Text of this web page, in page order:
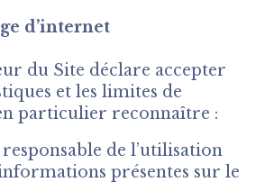
d’internet
du Site déclare accepter
et les limites de
particulier reconnaître :
responsable de l’utilisation
présentes sur le